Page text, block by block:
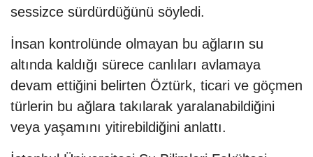
sessizce sürdürdüğünü söyledi.
İnsan kontrolünde olmayan bu ağların su
altında kaldığı sürece canlıları avlamaya
devam ettiğini belirten Öztürk, ticari ve göçmen
türlerin bu ağlara takılarak yaralanabildiğini
veya yaşamını yitirebildiğini anlattı.